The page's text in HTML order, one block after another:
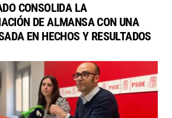
CONSOLIDA LA
DE ALMANSA CON UNA
EN HECHOS Y RESULTADOS